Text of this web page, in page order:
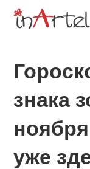
Перейти
знака
уже